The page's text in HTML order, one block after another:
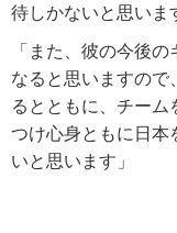
待しかないと思いま
「また、彼の今後
なると思いますので
るとともに、チーム
つけ心身ともに日本
いと思います」